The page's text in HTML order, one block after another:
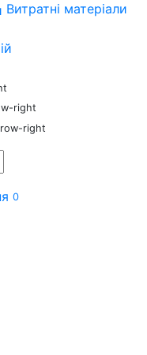
Витратні матеріали
0